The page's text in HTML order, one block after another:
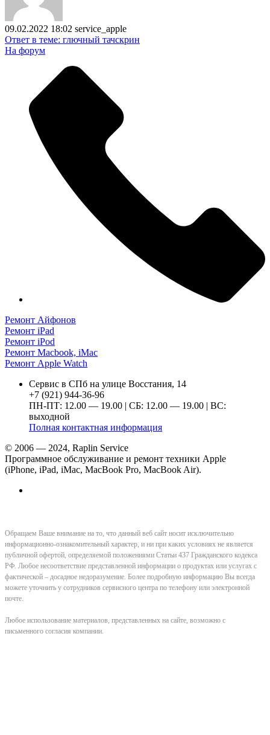
09.02.2022 18:02 service_apple
Ответ в теме: глючный тачскрин
На форум
Ремонт Айфонов
Ремонт iPad
Ремонт iPod
Ремонт Macbook, iMac
Ремонт Apple Watch
Сервис в СПб на улице Восстания, 14
+7 (921) 944-36-96
ПН-ПТ: 12.00 — 19.00 | СБ: 12.00 — 19.00 | ВС:
выходной
Полная контактная информация
© 2006 — 2024, Raplin Service
Программное обслуживание и ремонт техники Apple
(iPhone, iPad, iMac, MacBook Pro, MacBook Air).
Обращаем Ваше внимание на то, что данный веб сайт носит исключительно
информационно-ознакомительный характер, и ни при каких условиях не является
публичной офертой, определяемой положениями Статьи 437 Гражданского кодекса
РФ. Любое несоответствие представленной информации о продуктах или услугах с
фактической – досадное недоразумение. Более подробную информацию Вы всегда
можете уточнить у сотрудников сервисного центра по телефону или электронной
почте.
Любое использование материалов, представленных на сайте, возможно с
письменного согласия компании.